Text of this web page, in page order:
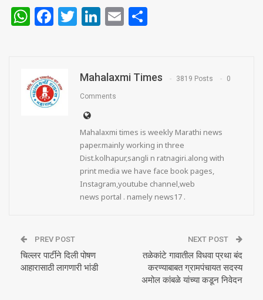
WhatsApp
Facebook
Twitter
LinkedIn
Email
Mahalaxmi Times 3819 Posts 0
Comments
Mahalaxmi times is weekly Marathi news
paper.mainly working in three
Dist.kolhapur,sangli n ratnagiri.along with
print media we have face book pages,
Instagram,youtube channel,web
news portal . namely news17 .
PREV POST
चिल्लर पार्टीने दिली पोषण
आहारासाठी लागणारी भांडी
NEXT POST
तळेकांटे गावातील विधवा प्रथा बंद
करण्याबाबत ग्रामपंचायत सदस्य
अमोल कांबळे यांच्या कडून निवेदन